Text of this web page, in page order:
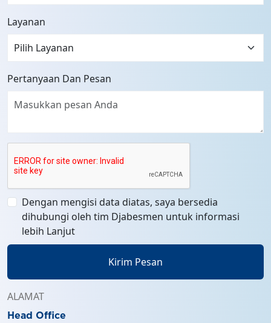
Layanan
Pertanyaan Dan Pesan
Dengan mengisi data diatas, saya bersedia
dihubungi oleh tim Djabesmen untuk informasi
lebih Lanjut
Kirim Pesan
ALAMAT
Head Office